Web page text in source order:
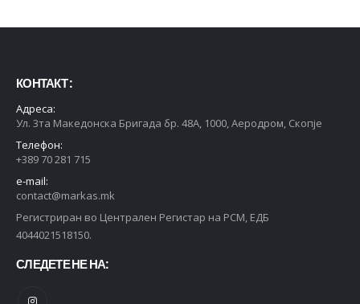
КОНТАКТ :
Адреса:
Ул. 3та Македонска Бригада бр. 48А, 1000, Аеродром, Скопје
Телефон:
+389 70 281 715
e-mail:
contact@markas.mk
Регистриран во Централен Регистар на РСМ, ЕДБ
4044021518150.
СЛЕДЕТЕ НЕ НА: